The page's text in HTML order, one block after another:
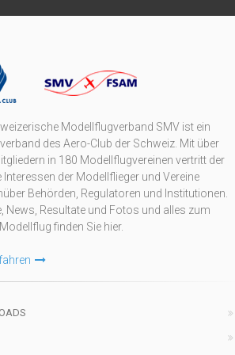
Modellflugverband SMV ist ein
des Aero-Club der Schweiz. Mit über
in 180 Modellflugvereinen vertritt der
Interessen der Modellflieger und Vereine
Behörden, Regulatoren und Institutionen.
News, Resultate und Fotos und alles zum
finden Sie hier.